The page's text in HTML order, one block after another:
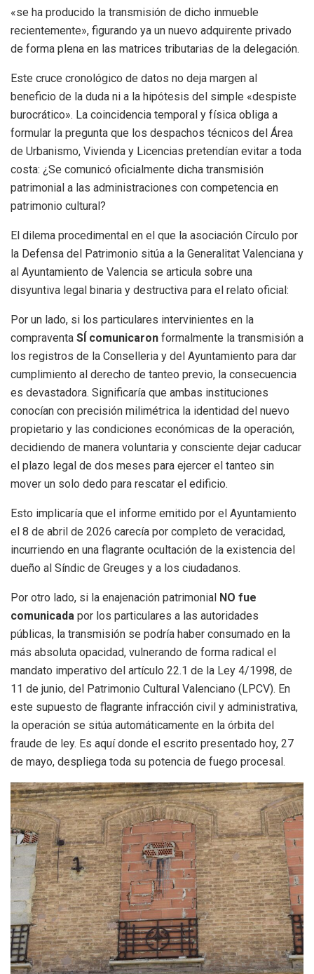
«se ha producido la transmisión de dicho inmueble
recientemente», figurando ya un nuevo adquirente privado
de forma plena en las matrices tributarias de la delegación.
Este cruce cronológico de datos no deja margen al
beneficio de la duda ni a la hipótesis del simple «despiste
burocrático». La coincidencia temporal y física obliga a
formular la pregunta que los despachos técnicos del Área
de Urbanismo, Vivienda y Licencias pretendían evitar a toda
costa: ¿Se comunicó oficialmente dicha transmisión
patrimonial a las administraciones con competencia en
patrimonio cultural?
El dilema procedimental en el que la asociación Círculo por
la Defensa del Patrimonio sitúa a la Generalitat Valenciana y
al Ayuntamiento de Valencia se articula sobre una
disyuntiva legal binaria y destructiva para el relato oficial:
Por un lado, si los particulares intervinientes en la
compraventa SÍ comunicaron formalmente la transmisión a
los registros de la Conselleria y del Ayuntamiento para dar
cumplimiento al derecho de tanteo previo, la consecuencia
es devastadora. Significaría que ambas instituciones
conocían con precisión milimétrica la identidad del nuevo
propietario y las condiciones económicas de la operación,
decidiendo de manera voluntaria y consciente dejar caducar
el plazo legal de dos meses para ejercer el tanteo sin
mover un solo dedo para rescatar el edificio.
Esto implicaría que el informe emitido por el Ayuntamiento
el 8 de abril de 2026 carecía por completo de veracidad,
incurriendo en una flagrante ocultación de la existencia del
dueño al Síndic de Greuges y a los ciudadanos.
Por otro lado, si la enajenación patrimonial NO fue
comunicada por los particulares a las autoridades
públicas, la transmisión se podría haber consumado en la
más absoluta opacidad, vulnerando de forma radical el
mandato imperativo del artículo 22.1 de la Ley 4/1998, de
11 de junio, del Patrimonio Cultural Valenciano (LPCV). En
este supuesto de flagrante infracción civil y administrativa,
la operación se sitúa automáticamente en la órbita del
fraude de ley. Es aquí donde el escrito presentado hoy, 27
de mayo, despliega toda su potencia de fuego procesal.